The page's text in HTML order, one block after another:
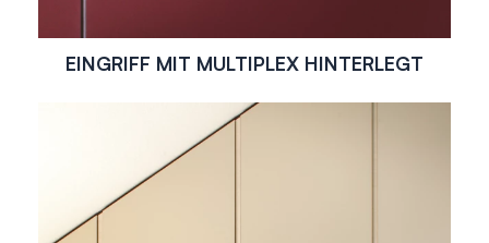
EINGRIFF MIT MULTIPLEX HINTERLEGT